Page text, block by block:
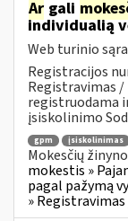
Ar gali
individualią
Web turinio
Registracijos
Registravimas /
registruodama
įsiskolinimo
gpm įsiskolinimas
Mokesčių
mokestis »
pagal pažymą
»